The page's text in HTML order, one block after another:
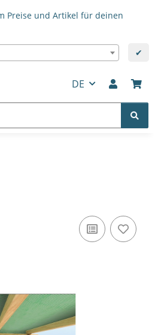
Preise und Artikel für deinen
✔
DE